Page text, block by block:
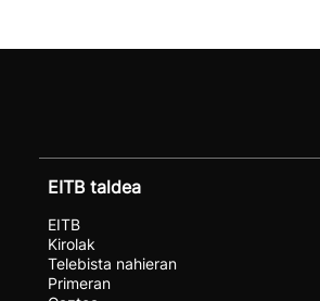
EITB taldea
EITB
Kirolak
Telebista nahieran
Primeran